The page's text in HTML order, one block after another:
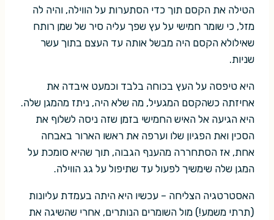
הטילה את הקסם תוך כדי הסתערות על הווילה, והיה לה
מזל, כי שומר חמישי על עץ שפך עליה סיר של שמן רותח
שאילולא הקסם היה מבשל אותה עד העצם בתוך עשר
שניות.
היא טיפסה על העץ בכוחה בלבד וכמעט איבדה את
אחיזתה כשהקסם המגעיל, מה שלא היה, ניתז מהמגן שלה.
היא הגיעה אל האיש החמישי בזמן שזה ניסה לשלוף את
הסכין ואת הפגיון שלו וערפה את ראשו הארור באבחה
אחת, אז הסתחררה מהענף הגבוה, תוך שהיא סומכת על
המגן שלה שימשיך לפעול עד שתיפול על גג הווילה.
האסטרטגיה הצליחה – עכשיו היא היתה בעמדת עליונות
(תרתי משמע!) מול השומרים הנותרים, אחרי שהשיגה את